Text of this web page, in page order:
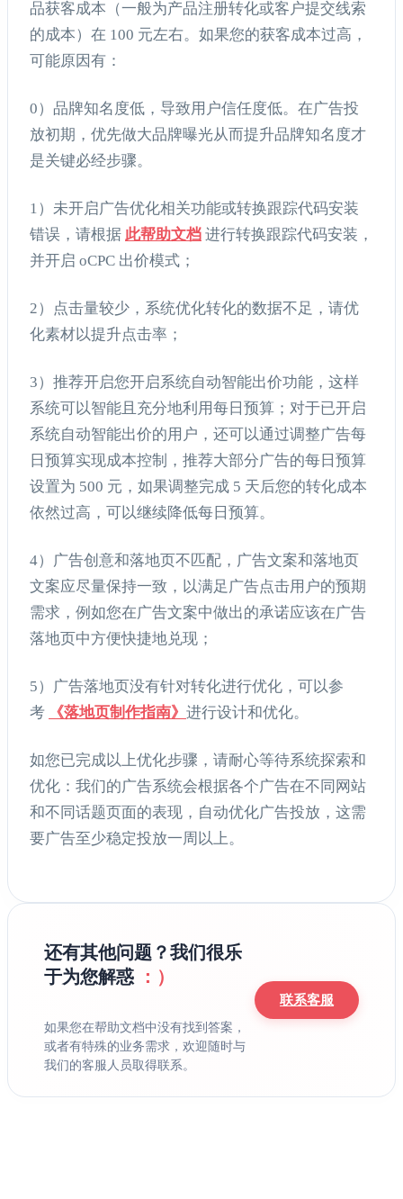
品获客成本（一般为产品注册转化或客户提交线索
的成本）在 100 元左右。如果您的获客成本过高，
可能原因有：
0）品牌知名度低，导致用户信任度低。在广告投
放初期，优先做大品牌曝光从而提升品牌知名度才
是关键必经步骤。
1）未开启广告优化相关功能或转换跟踪代码安装
错误，请根据 此帮助文档 进行转换跟踪代码安装，
并开启 oCPC 出价模式；
2）点击量较少，系统优化转化的数据不足，请优
化素材以提升点击率；
3）推荐开启您开启系统自动智能出价功能，这样
系统可以智能且充分地利用每日预算；对于已开启
系统自动智能出价的用户，还可以通过调整广告每
日预算实现成本控制，推荐大部分广告的每日预算
设置为 500 元，如果调整完成 5 天后您的转化成本
依然过高，可以继续降低每日预算。
4）广告创意和落地页不匹配，广告文案和落地页
文案应尽量保持一致，以满足广告点击用户的预期
需求，例如您在广告文案中做出的承诺应该在广告
落地页中方便快捷地兑现；
5）广告落地页没有针对转化进行优化，可以参
考
《落地页制作指南》 进行设计和优化。
如您已完成以上优化步骤，请耐心等待系统探索和
优化：我们的广告系统会根据各个广告在不同网站
和不同话题页面的表现，自动优化广告投放，这需
要广告至少稳定投放一周以上。
还有其他问题？我们很乐
于为您解惑
：）
如果您在帮助文档中没有找到答案，
或者有特殊的业务需求，欢迎随时与
我们的客服人员取得联系。
联系客服